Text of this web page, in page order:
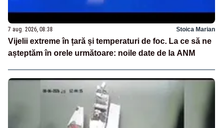
7 aug. 2026, 08:38 Stoica Marian
Vijelii extreme în țară și temperaturi de foc. La ce să ne
așteptăm în orele următoare: noile date de la ANM